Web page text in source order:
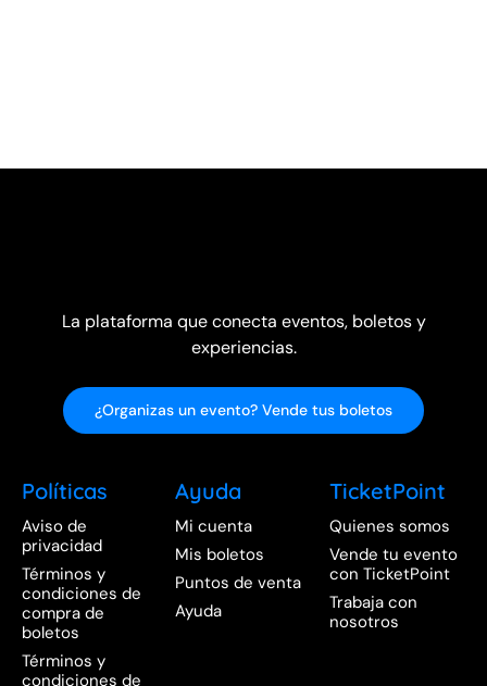
La plataforma que conecta eventos, boletos y
experiencias.
¿Organizas un evento? Vende tus boletos
Políticas
Aviso de
privacidad
Términos y
condiciones de
compra de
boletos
Términos y
condiciones de
Ayuda
Mi cuenta
Mis boletos
Puntos de venta
Ayuda
TicketPoint
Quienes somos
Vende tu evento
con TicketPoint
Trabaja con
nosotros